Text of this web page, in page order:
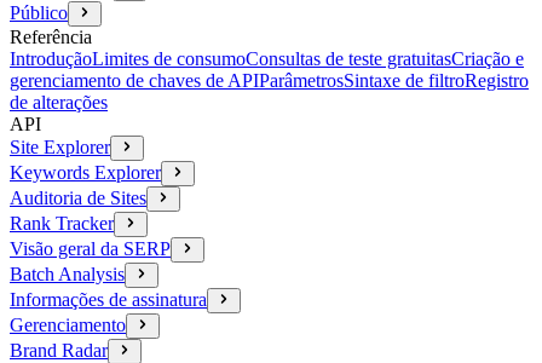
Público
Referência
IntroduçãoLimites de consumoConsultas de teste gratuitasCriação e
gerenciamento de chaves de APIParâmetrosSintaxe de filtroRegistro
de alterações
API
Site Explorer
Keywords Explorer
Auditoria de Sites
Rank Tracker
Visão geral da SERP
Batch Analysis
Informações de assinatura
Gerenciamento
Brand Radar